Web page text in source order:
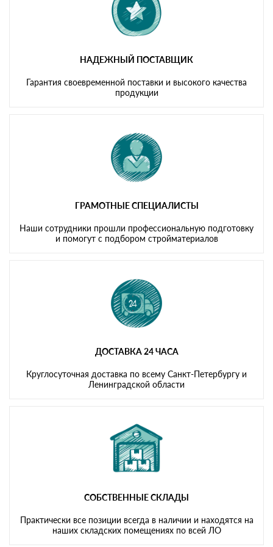
НАДЕЖНЫЙ ПОСТАВЩИК
Гарантия своевременной поставки и высокого качества
продукции
ГРАМОТНЫЕ СПЕЦИАЛИСТЫ
Наши сотрудники прошли профессиональную подготовку
и помогут с подбором стройматериалов
ДОСТАВКА 24 ЧАСА
Круглосуточная доставка по всему Санкт-Петербургу и
Ленинградской области
СОБСТВЕННЫЕ СКЛАДЫ
Практически все позиции всегда в наличии и находятся на
наших складских помещениях по всей ЛО